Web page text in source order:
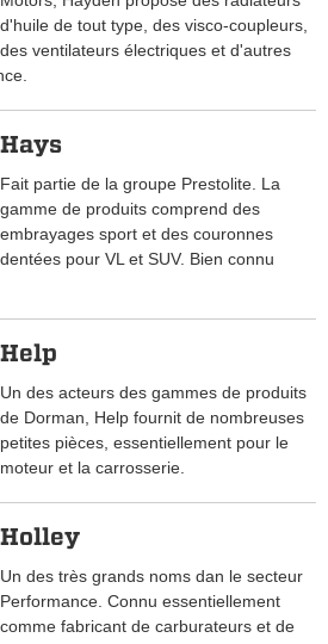
d'huile de tout type, des visco-coupleurs,
des ventilateurs électriques et d'autres
Hays
Fait partie de la groupe Prestolite. La
gamme de produits comprend des
embrayages sport et des couronnes
dentées pour VL et SUV. Bien connu
Help
Un des acteurs des gammes de produits
de Dorman, Help fournit de nombreuses
petites pièces, essentiellement pour le
moteur et la carrosserie.
Holley
Un des très grands noms dan le secteur
Performance. Connu essentiellement
comme fabricant de carburateurs et de